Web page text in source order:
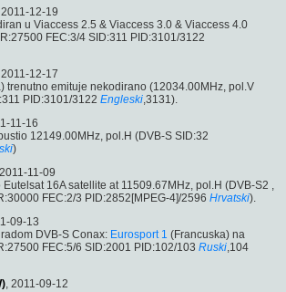
2011-12-19
u Viaccess 2.5 & Viaccess 3.0 & Viaccess 4.0
FEC:3/4 SID:311 PID:3101/3122
2011-12-17
trenutno emituje nekodirano (12034.00MHz, pol.V
PID:3101/3122 Engleski,3131).
11-16
12149.00MHz, pol.H (DVB-S SID:32
)
11-09
Eutelsat 16A satellite at 11509.67MHz, pol.H (DVB-S2 ,
FEC:2/3 PID:2852[MPEG-4]/2596 Hrvatski).
09-13
DVB-S Conax: Eurosport 1 (Francuska) na
FEC:5/6 SID:2001 PID:102/103 Ruski,104
, 2011-09-12